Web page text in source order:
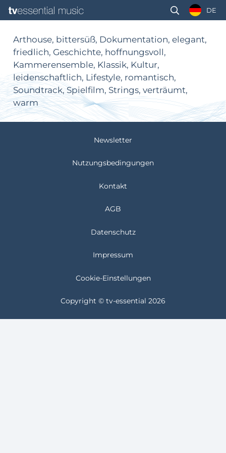
DE
Arthouse, bittersüß, Dokumentation, elegant,
friedlich, Geschichte, hoffnungsvoll,
Kammerensemble, Klassik, Kultur,
leidenschaftlich, Lifestyle, romantisch,
Soundtrack, Spielfilm, Strings, verträumt,
warm
Newsletter
Nutzungsbedingungen
Kontakt
AGB
Datenschutz
Impressum
Cookie-Einstellungen
Copyright © tv-essential 2026